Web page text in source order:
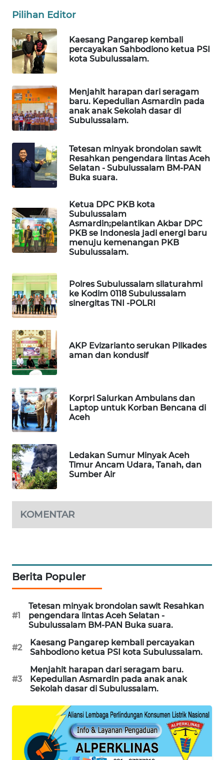
Pilihan Editor
Kaesang Pangarep kembali
percayakan Sahbodiono ketua PSI
kota Subulussalam.
Menjahit harapan dari seragam
baru. Kepedulian Asmardin pada
anak anak Sekolah dasar di
Subulussalam.
Tetesan minyak brondolan sawit
Resahkan pengendara lintas Aceh
Selatan - Subulussalam BM-PAN
Buka suara.
Ketua DPC PKB kota
Subulussalam
Asmardin;pelantikan Akbar DPC
PKB se Indonesia jadi energi baru
menuju kemenangan PKB
Subulussalam.
Polres Subulussalam silaturahmi
ke Kodim 0118 Subulussalam
sinergitas TNI -POLRI
AKP Evizarianto serukan Pilkades
aman dan kondusif
Korpri Salurkan Ambulans dan
Laptop untuk Korban Bencana di
Aceh
Ledakan Sumur Minyak Aceh
Timur Ancam Udara, Tanah, dan
Sumber Air
KOMENTAR
Berita Populer
#1
Tetesan minyak brondolan sawit Resahkan
pengendara lintas Aceh Selatan -
Subulussalam BM-PAN Buka suara.
#2
Kaesang Pangarep kembali percayakan
Sahbodiono ketua PSI kota Subulussalam.
#3
Menjahit harapan dari seragam baru.
Kepedulian Asmardin pada anak anak
Sekolah dasar di Subulussalam.
PLN
WATCH
MKLI
LKKI
PORTAL
KONSUMEN
ALPERKLINAS
FORJASIDA
TAMBANG
NEWS
SITUNGIR
SIDIKALANG
NEWS
SIBARAGAS
NEWS
METRO
NEWS
METRO
MEDAN
NEWS
KARING
NEWS
JURNAL
MARITIM
HUMBANG
NEWS
GARONGGANG
FISUELRI